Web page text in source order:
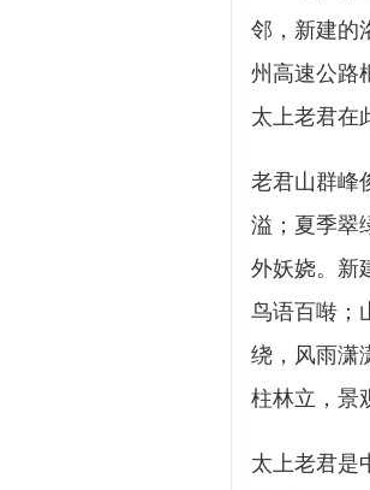
邻，新建的
州高速公路
太上老君在
老君山群峰
溢；夏季翠
外妖娆。新
鸟语百啭；
绕，风雨潇
柱林立，景
太上老君是